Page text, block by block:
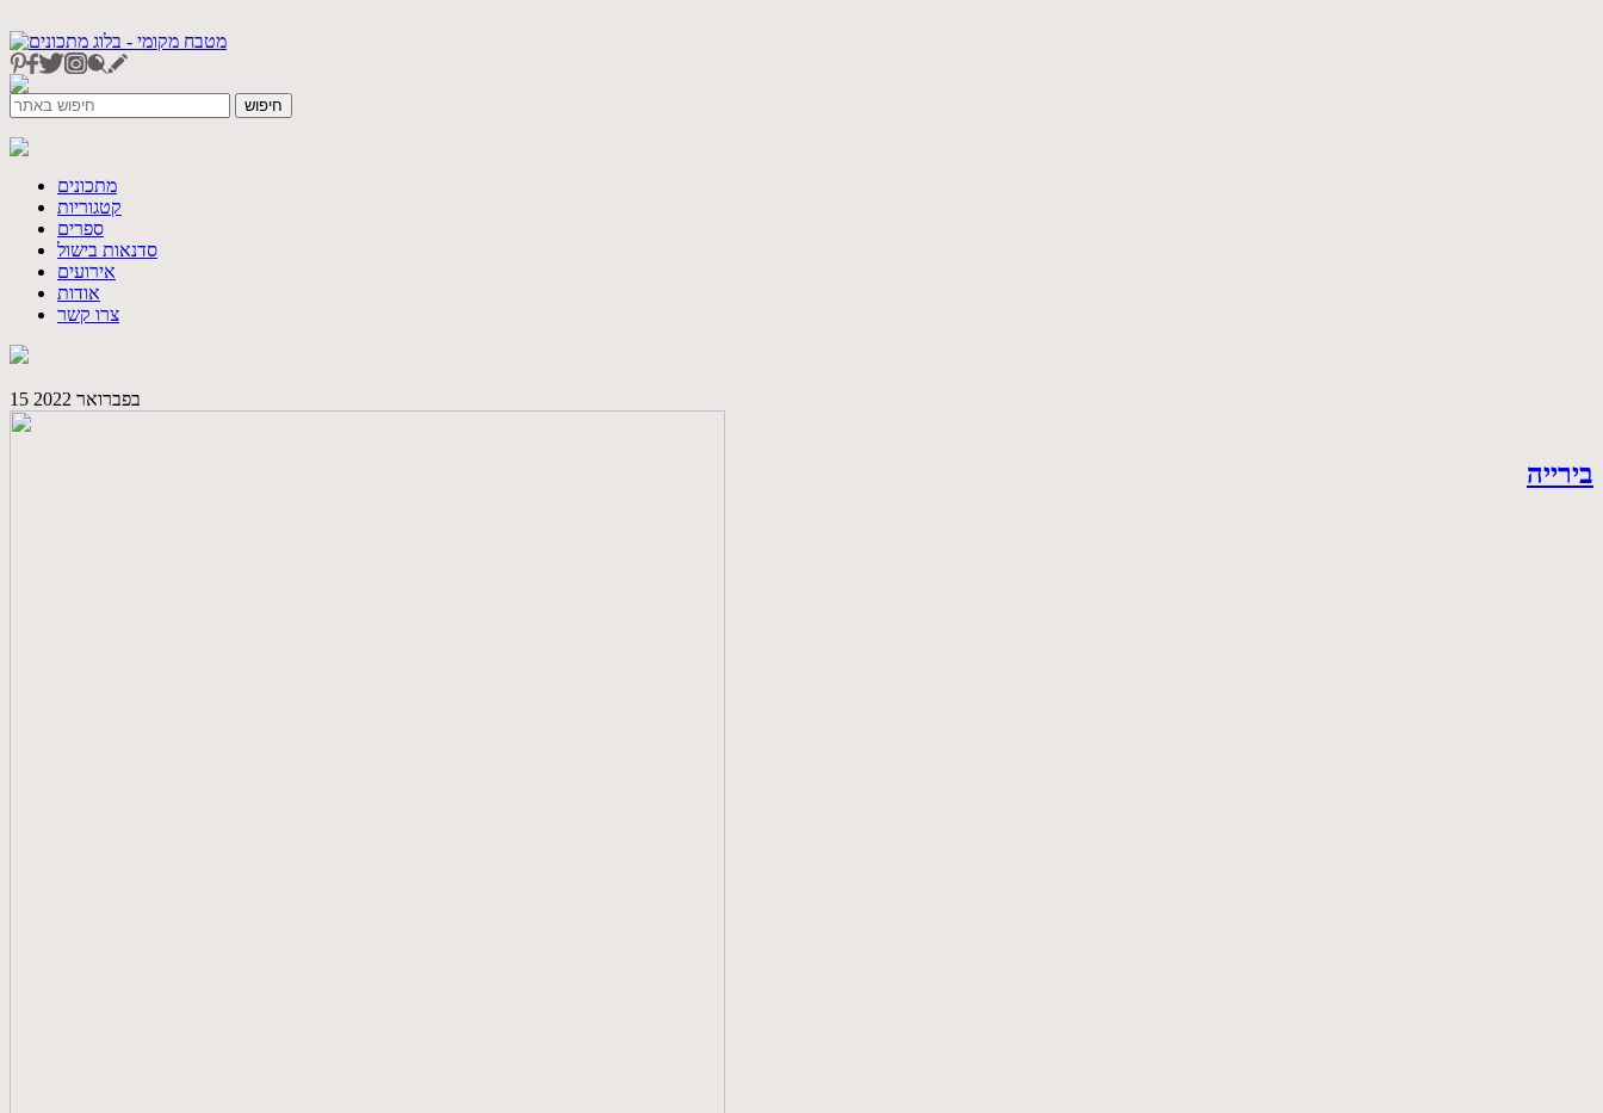
מתכונים
קטגוריות
ספרים
סדנאות בישול
אירועים
אודות
צרו קשר
15 בפברואר 2022
בירייה